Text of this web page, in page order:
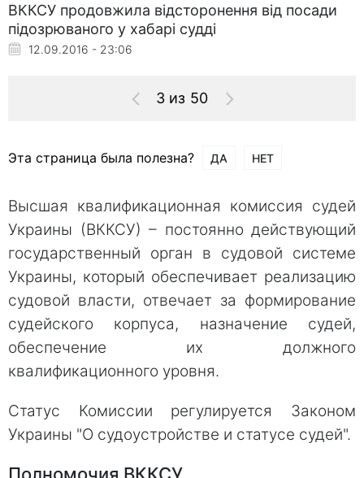
ВККСУ продовжила відсторонення від посади
підозрюваного у хабарі судді
12.09.2016 - 23:06
3 из 50
Эта страница была полезна? ДА НЕТ
Высшая квалификационная комиссия судей
Украины (ВККСУ) – постоянно действующий
государственный орган в судовой системе
Украины, который обеспечивает реализацию
судовой власти, отвечает за формирование
судейского корпуса, назначение судей,
обеспечение их должного
квалификационного уровня.
Статус Комиссии регулируется Законом
Украины "О судоустройстве и статусе судей".